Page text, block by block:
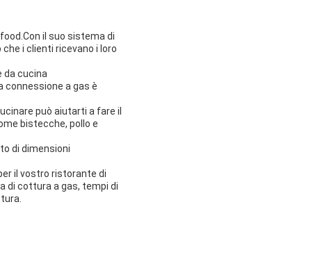
il suo sistema di
i clienti ricevano i loro
da cucina
connessione a gas è
può aiutarti a fare il
bistecche, pollo e
di dimensioni
il vostro ristorante di
di cottura a gas, tempi di